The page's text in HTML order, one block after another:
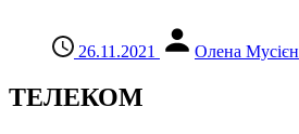
26.11.2021 Олена
ТЕЛЕКОМ